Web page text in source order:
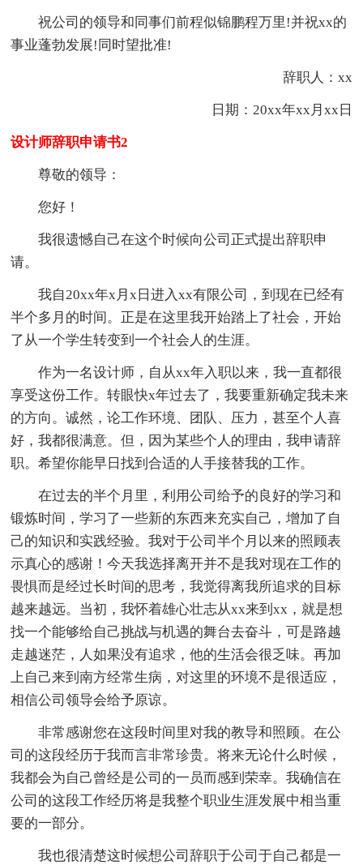
祝公司的领导和同事们前程似锦鹏程万里!并祝xx的
事业蓬勃发展!同时望批准!
辞职人：xx
日期：20xx年xx月xx日
设计师辞职申请书2
尊敬的领导：
您好！
我很遗憾自己在这个时候向公司正式提出辞职申
请。
我自20xx年x月x日进入xx有限公司，到现在已经有
半个多月的时间。正是在这里我开始踏上了社会，开始
了从一个学生转变到一个社会人的生涯。
作为一名设计师，自从xx年入职以来，我一直都很
享受这份工作。转眼快x年过去了，我要重新确定我未来
的方向。诚然，论工作环境、团队、压力，甚至个人喜
好，我都很满意。但，因为某些个人的理由，我申请辞
职。希望你能早日找到合适的人手接替我的工作。
在过去的半个月里，利用公司给予的良好的学习和
锻炼时间，学习了一些新的东西来充实自己，增加了自
己的知识和实践经验。我对于公司半个月以来的照顾表
示真心的感谢！今天我选择离开并不是我对现在工作的
畏惧而是经过长时间的思考，我觉得离我所追求的目标
越来越远。当初，我怀着雄心壮志从xx来到xx，就是想
找一个能够给自己挑战与机遇的舞台去奋斗，可是路越
走越迷茫，人如果没有追求，他的生活会很乏味。再加
上自己来到南方经常生病，对这里的环境不是很适应，
相信公司领导会给予原谅。
非常感谢您在这段时间里对我的教导和照顾。在公
司的这段经历于我而言非常珍贵。将来无论什么时候，
我都会为自己曾经是公司的一员而感到荣幸。我确信在
公司的这段工作经历将是我整个职业生涯发展中相当重
要的一部分。
我也很清楚这时候想公司辞职于公司于自己都是一